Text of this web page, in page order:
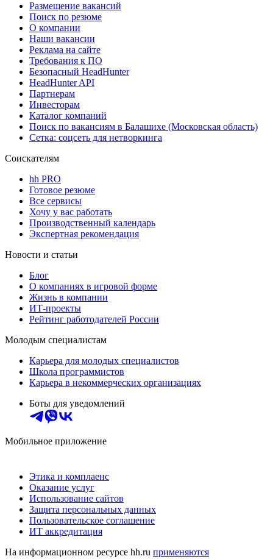
Размещение вакансий
Поиск по резюме
О компании
Наши вакансии
Реклама на сайте
Требования к ПО
Безопасный HeadHunter
HeadHunter API
Партнерам
Инвесторам
Каталог компаний
Поиск по вакансиям в Балашихе (Московская область)
Сетка: соцсеть для нетворкинга
Соискателям
hh PRO
Готовое резюме
Все сервисы
Хочу у вас работать
Производственный календарь
Экспертная рекомендация
Новости и статьи
Блог
О компаниях в игровой форме
Жизнь в компании
ИТ-проекты
Рейтинг работодателей России
Молодым специалистам
Карьера для молодых специалистов
Школа программистов
Карьера в некоммерческих организациях
Боты для уведомлений
Мобильное приложение
Этика и комплаенс
Оказание услуг
Использование сайтов
Защита персональных данных
Пользовательское соглашение
ИТ аккредитация
На информационном ресурсе hh.ru применяются